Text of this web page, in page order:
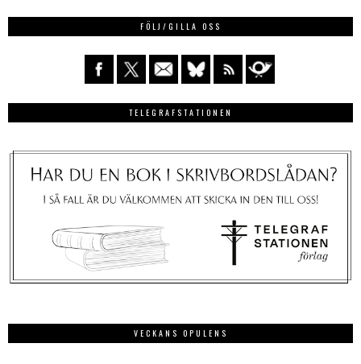
FÖLJ/GILLA OSS
TELEGRAFSTATIONEN
VECKANS OPULENS